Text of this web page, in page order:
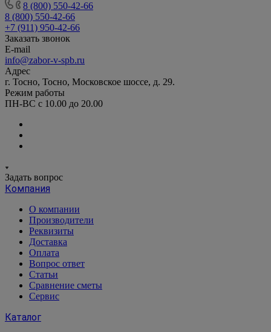
8 (800) 550-42-66
8 (800) 550-42-66
+7 (911) 950-42-66
Заказать звонок
E-mail
info@zabor-v-spb.ru
Адрес
г. Тосно, Тосно, Московское шоссе, д. 29.
Режим работы
ПН-ВС с 10.00 до 20.00
Задать вопрос
Компания
О компании
Производители
Реквизиты
Доставка
Оплата
Вопрос ответ
Статьи
Сравнение сметы
Сервис
Каталог